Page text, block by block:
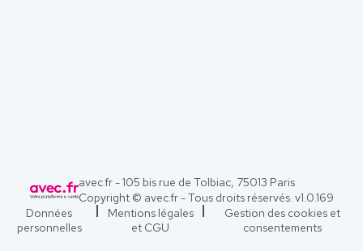
avec.fr - 105 bis rue de Tolbiac, 75013 Paris
Copyright © avec.fr - Tous droits réservés. v1.0.169
Données
personnelles
Mentions légales
et CGU
Gestion des cookies et
consentements